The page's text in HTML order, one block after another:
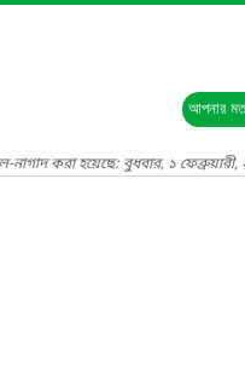
আপনার
নাগাদ করা হয়েছে: বুধবার, ১